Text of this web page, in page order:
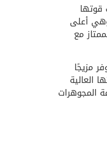
أعلى
مع
مزيجًا
العالية
المجوهرات